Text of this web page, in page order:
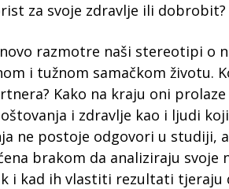
za svoje zdravlje ili dobrobit?
razmotre naši stereotipi o
i tužnom samačkom životu.
Kako na kraju oni
i zdravlje kao i ljudi
ne postoje odgovori u studiji,
brakom da analiziraju svoje
i kad ih vlastiti rezultati tjeraju